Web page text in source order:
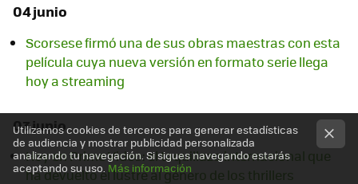
04 junio
Scorsese firmó una de sus obras maestras con esta
película cuya nueva versión en formato serie llega
hoy a streaming
03 junio
Hoy en Prime Video: el taquillazo internacional que
ha devuelto el lustre al género de los thrillers
Utilizamos cookies de terceros para generar estadísticas
de audiencia y mostrar publicidad personalizada
analizando tu navegación. Si sigues navegando estarás
aceptando su uso. Más información